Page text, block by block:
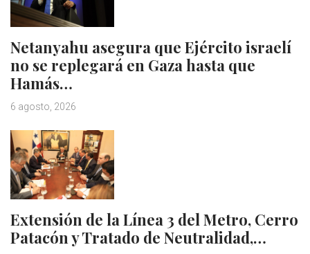
Netanyahu asegura que Ejército israelí
no se replegará en Gaza hasta que
Hamás…
6 agosto, 2026
Extensión de la Línea 3 del Metro, Cerro
Patacón y Tratado de Neutralidad,…